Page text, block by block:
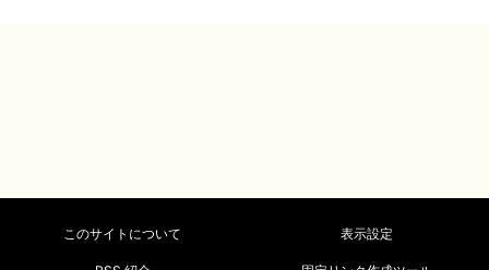
このサイトについて 表示設定